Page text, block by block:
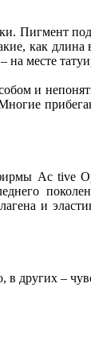
Пигмент
как
месте
и
Ac tive
и
других –